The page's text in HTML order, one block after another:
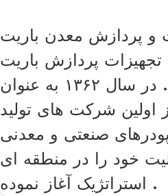
و پردازش معدن باریت
تجهیزات پردازش باریت
در هند. . در سال ۱۳۶۲ به عنوان
اولین شرکت های تولید
صنعتی و معدنی
خود را در منطقه ای
استراتژیک آغاز نموده .